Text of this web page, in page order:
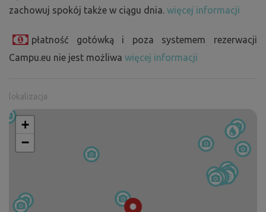
zachowuj spokój także w ciągu dnia. więcej informacji
płatność gotówką i poza systemem rezerwacji
Campu.eu nie jest możliwa więcej informacji
lokalizacja
+
−